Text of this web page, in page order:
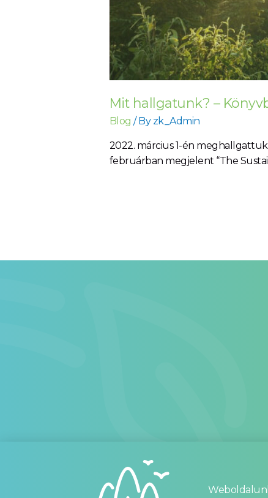
Mit hallgatunk? –
Blog / By zk_Admin
2022. március 1-én
februárban megjelent “The